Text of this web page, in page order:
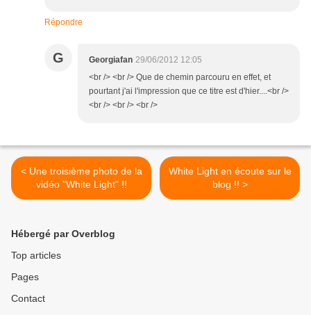
Répondre
G Georgiafan 29/06/2012 12:05
<br /> <br /> Que de chemin parcouru en effet, et
pourtant j'ai l'impression que ce titre est d'hier....<br />
<br /> <br /> <br />
< Une troisième photo de la
vidéo "White Light" !!
White Light en écoute sur le
blog !! >
Hébergé par Overblog
Top articles
Pages
Contact